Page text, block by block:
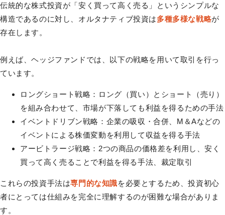
伝統的な株式投資が「安く買って高く売る」というシンプルな
構造であるのに対し、オルタナティブ投資は多種多様な戦略が
存在します。
例えば、ヘッジファンドでは、以下の戦略を用いて取引を行っ
ています。
ロングショート戦略：ロング（買い）とショート（売り）
を組み合わせて、市場が下落しても利益を得るための手法
イベントドリブン戦略：企業の吸収・合併、M＆Aなどの
イベントによる株価変動を利用して収益を得る手法
アービトラージ戦略：2つの商品の価格差を利用し、安く
買って高く売ることで利益を得る手法、裁定取引
これらの投資手法は専門的な知識を必要とするため、投資初心
者にとっては仕組みを完全に理解するのが困難な場合がありま
す。